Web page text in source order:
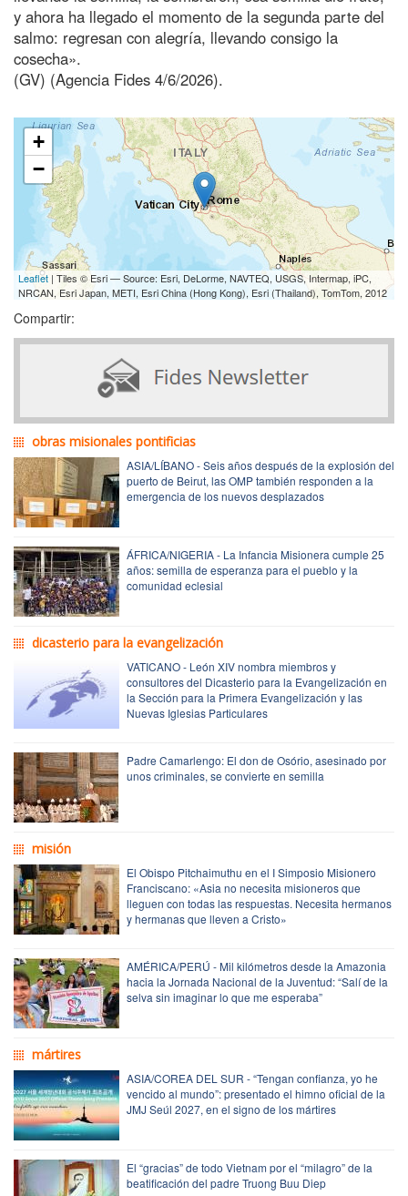
y ahora ha llegado el momento de la segunda parte del
salmo: regresan con alegría, llevando consigo la
cosecha».
(GV) (Agencia Fides 4/6/2026).
+
−
Leaflet | Tiles © Esri — Source: Esri, DeLorme, NAVTEQ, USGS, Intermap, iPC,
NRCAN, Esri Japan, METI, Esri China (Hong Kong), Esri (Thailand), TomTom, 2012
Compartir:
obras misionales pontificias
ASIA/LÍBANO - Seis años después de la explosión del
puerto de Beirut, las OMP también responden a la
emergencia de los nuevos desplazados
ÁFRICA/NIGERIA - La Infancia Misionera cumple 25
años: semilla de esperanza para el pueblo y la
comunidad eclesial
dicasterio para la evangelización
VATICANO - León XIV nombra miembros y
consultores del Dicasterio para la Evangelización en
la Sección para la Primera Evangelización y las
Nuevas Iglesias Particulares
Padre Camarlengo: El don de Osório, asesinado por
unos criminales, se convierte en semilla
misión
El Obispo Pitchaimuthu en el I Simposio Misionero
Franciscano: «Asia no necesita misioneros que
lleguen con todas las respuestas. Necesita hermanos
y hermanas que lleven a Cristo»
AMÉRICA/PERÚ - Mil kilómetros desde la Amazonia
hacia la Jornada Nacional de la Juventud: “Salí de la
selva sin imaginar lo que me esperaba”
mártires
ASIA/COREA DEL SUR - “Tengan confianza, yo he
vencido al mundo”: presentado el himno oficial de la
JMJ Seúl 2027, en el signo de los mártires
El “gracias” de todo Vietnam por el “milagro” de la
beatificación del padre Truong Buu Diep